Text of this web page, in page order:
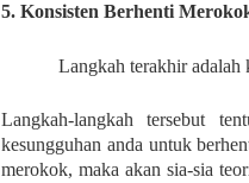
5. Konsisten Berhenti
Langkah terakhir adalah
Langkah-langkah tersebut
kesungguhan anda untuk
merokok, maka akan sia-sia